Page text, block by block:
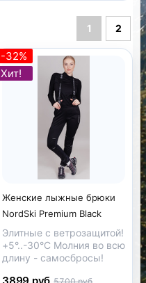
1 2
-32%
Хит!
Женские лыжные брюки
NordSki Premium Black
Элитные с ветрозащитой!
+5°..-30°С Молния во всю
длину - самосбросы!